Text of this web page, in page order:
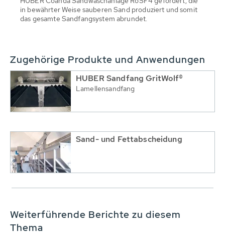
in bewährter Weise sauberen Sand produziert und somit
das gesamte Sandfangsystem abrundet.
Zugehörige Produkte und Anwendungen
HUBER Sandfang GritWolf®
Lamellensandfang
Sand- und Fettabscheidung
Weiterführende Berichte zu diesem
Thema